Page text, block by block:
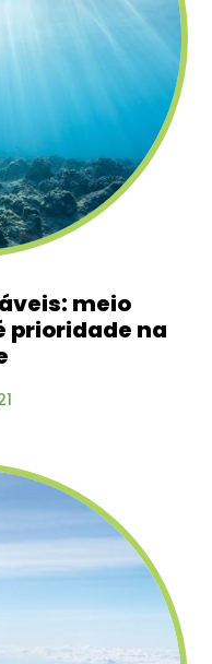
meio
prioridade na